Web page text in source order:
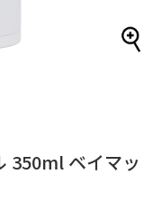
350ml ベイマッ